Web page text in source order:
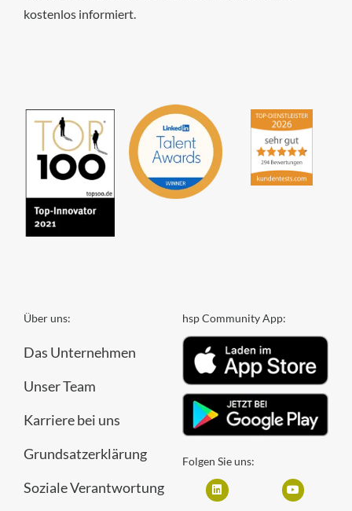
kostenlos informiert.
Über uns:
Das Unternehmen
Unser Team
Karriere bei uns
Grundsatzerklärung
Soziale Verantwortung
hsp Community App:
Folgen Sie uns: